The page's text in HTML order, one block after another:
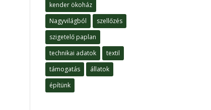
kender ökoház
Nagyvilágból
szellőzés
szigetelő paplan
technikai adatok
textil
támogatás
állatok
építünk